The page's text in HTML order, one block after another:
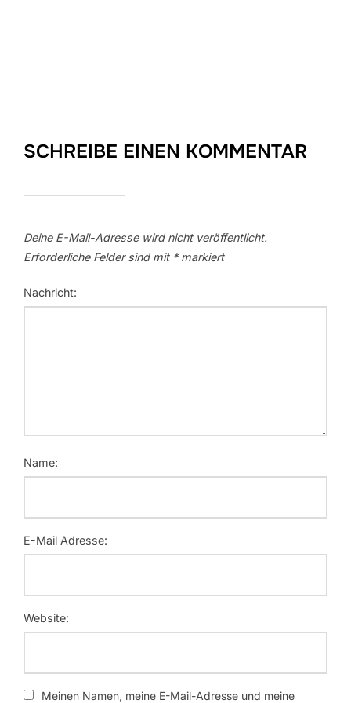
SCHREIBE EINEN KOMMENTAR
Deine E-Mail-Adresse wird nicht veröffentlicht.
Erforderliche Felder sind mit *markiert
Nachricht:
Name:
E-Mail Adresse:
Website:
Meinen Namen, meine E-Mail-Adresse und meine